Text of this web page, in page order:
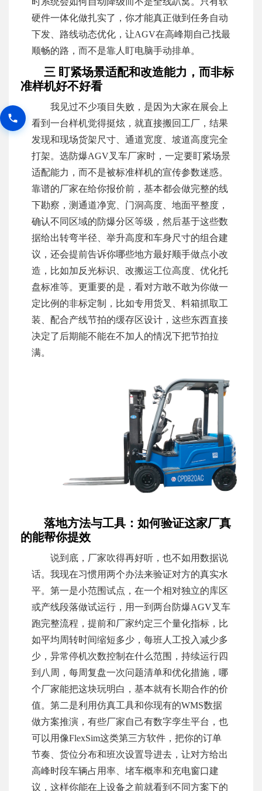
硬件一体化做扎实了，你才能真正做到任务自动
下发、路线动态优化，让AGV在高峰期自己找最
顺畅的路，而不是靠人盯电脑手动排单。
三 盯紧场景适配和改造能力，而非标
准样机好不好看
我见过不少项目失败，是因为大家在展会上
看到一台样机觉得挺炫，就直接搬回工厂，结果
发现和现场货架尺寸、通道宽度、坡道高度完全
打架。选防爆AGV叉车厂家时，一定要盯紧场景
适配能力，而不是被标准样机的宣传参数迷惑。
靠谱的厂家在给你报价前，基本都会做完整的线
下勘察，测通道净宽、门洞高度、地面平整度，
确认不同区域的防爆分区等级，然后基于这些数
据给出转弯半径、举升高度和车身尺寸的组合建
议，还会提前告诉你哪些地方最好顺手做点小改
造，比如加反光标识、改搬运工位高度、优化托
盘标准等。更重要的是，看对方敢不敢为你做一
定比例的非标定制，比如专用货叉、料箱抓取工
装、配合产线节拍的缓存区设计，这些东西直接
决定了后期能不能在不加人的情况下把节拍拉
满。
落地方法与工具：如何验证这家厂真
的能帮你提效
说到底，厂家吹得再好听，也不如用数据说
话。我现在习惯用两个办法来验证对方的真实水
平。第一是小范围试点，在一个相对独立的库区
或产线段落做试运行，用一到两台防爆AGV叉车
跑完整流程，提前和厂家约定三个量化指标，比
如平均周转时间缩短多少，每班人工投入减少多
少，异常停机次数控制在什么范围，持续运行四
到八周，每周复盘一次问题清单和优化措施，哪
个厂家能把这块玩明白，基本就有长期合作的价
值。第二是利用仿真工具和你现有的WMS数据
做方案推演，有些厂家自己有数字孪生平台，也
可以用像FlexSim这类第三方软件，把你的订单
节奏、货位分布和班次设置导进去，让对方给出
高峰时段车辆占用率、堵车概率和充电窗口建
议，这样你能在上设备之前就看到不同方案下的